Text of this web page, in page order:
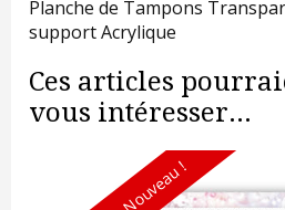
Planche de Tampons
support Acrylique
Ces articles
vous intéresser...
Nouveau !